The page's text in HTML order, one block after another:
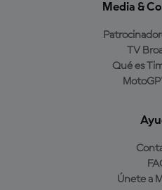
Media &
TV
Qué es
Únete a